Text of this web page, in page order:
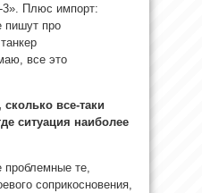
3». Плюс импорт:
пишут про
все это
все-таки
ситуация наиболее
те,
соприкосновения,